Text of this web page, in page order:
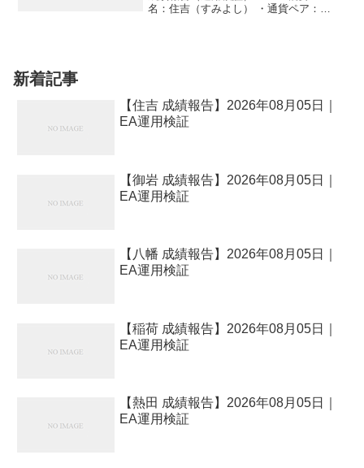
名：住吉（すみよし） ・通貨ペア：
新着記事
【住吉 成績報告】2026年08月05日｜
EA運用検証
【御岩 成績報告】2026年08月05日｜
EA運用検証
【八幡 成績報告】2026年08月05日｜
EA運用検証
【稲荷 成績報告】2026年08月05日｜
EA運用検証
【熱田 成績報告】2026年08月05日｜
EA運用検証